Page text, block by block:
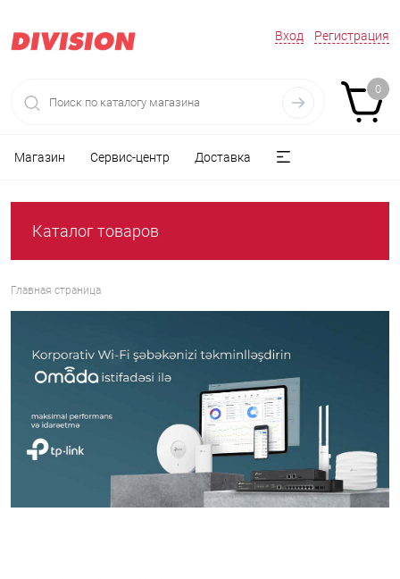
Вход Регистрация
0
Магазин Сервис-центр Доставка
Каталог товаров
Главная страница